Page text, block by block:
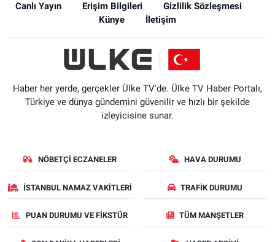
Canlı Yayın Erişim Bilgileri
Gizlilik Sözleşmesi
Künye
İletişim
Haber her yerde, gerçekler Ülke TV'de. Ülke TV Haber Portalı,
Türkiye ve dünya gündemini güvenilir ve hızlı bir şekilde
izleyicisine sunar.
NÖBETÇI ECZANELER HAVA DURUMU
İSTANBUL NAMAZ VAKITLERI TRAFIK DURUMU
PUAN DURUMU VE FIKSTÜR TÜM MANŞETLER